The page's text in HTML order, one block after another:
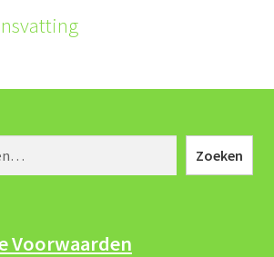
Zoeken
Voorwaarden